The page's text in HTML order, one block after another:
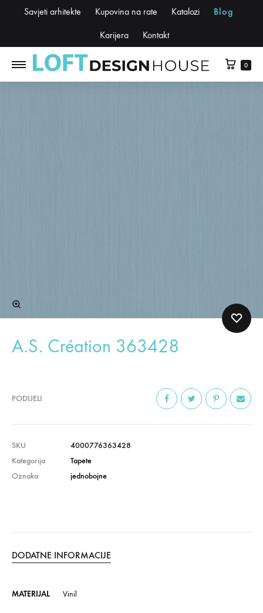
Savjeti arhitekte Kupovina na rate Katalozi Blog
Karijera Kontakt
0
A.S. Création 363428
PODIJELI
SKU
4000776363428
Kategorija
Tapete
Oznaka
jednobojne
DODATNE INFORMACIJE
MATERIJAL Vinil